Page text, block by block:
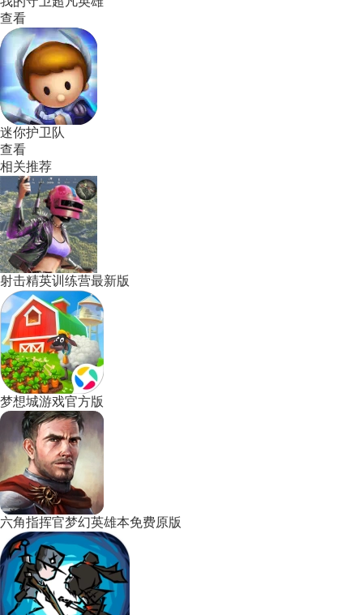
查看
迷你护卫队
查看
相关推荐
射击精英训练营最新版
梦想城游戏官方版
六角指挥官梦幻英雄本免费原版